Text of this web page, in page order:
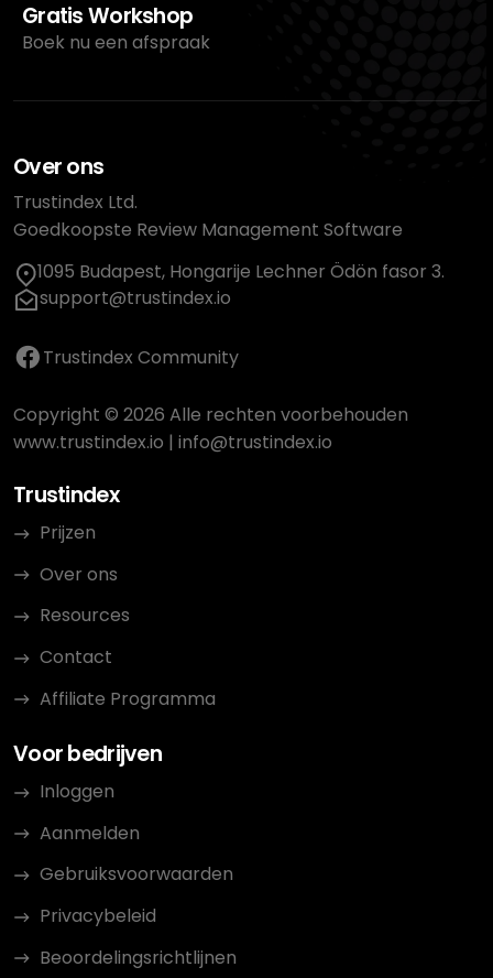
Gratis Workshop
Boek nu een afspraak
Over ons
Trustindex Ltd.
Goedkoopste Review Management Software
1095 Budapest, Hongarije Lechner Ödön fasor 3.
support@trustindex.io
Trustindex Community
Copyright © 2026 Alle rechten voorbehouden
www.trustindex.io | info@trustindex.io
Trustindex
Prijzen
Over ons
Resources
Contact
Affiliate Programma
Voor bedrijven
Inloggen
Aanmelden
Gebruiksvoorwaarden
Privacybeleid
Beoordelingsrichtlijnen